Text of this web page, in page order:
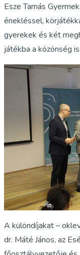
Esze Tamás
énekléssel,
gyerekek és két
játékba a közönség
A különdíjakat –
dr. Máté János, az